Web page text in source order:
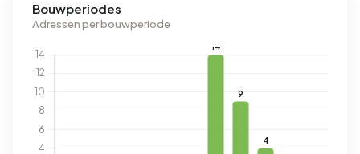
Bouwperiodes
Adressen per bouwperiode